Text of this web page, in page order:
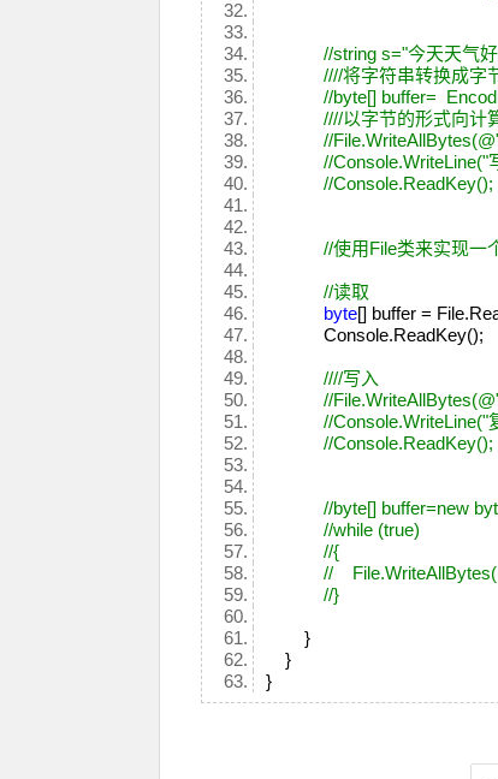
//string s="今天天气
////将字符串转换成字
//byte[] buffer=
////以字节的形式向计
//
//Console.WriteLine("
//Console.ReadKey();
//使用File类来实现一
//读取
byte[] buffer =
Console.ReadKey();
////写入
//
//Console.WriteLine("
//Console.ReadKey();
//byte[] buffer=new
//while (true)
//{
//
//}
}
}
}